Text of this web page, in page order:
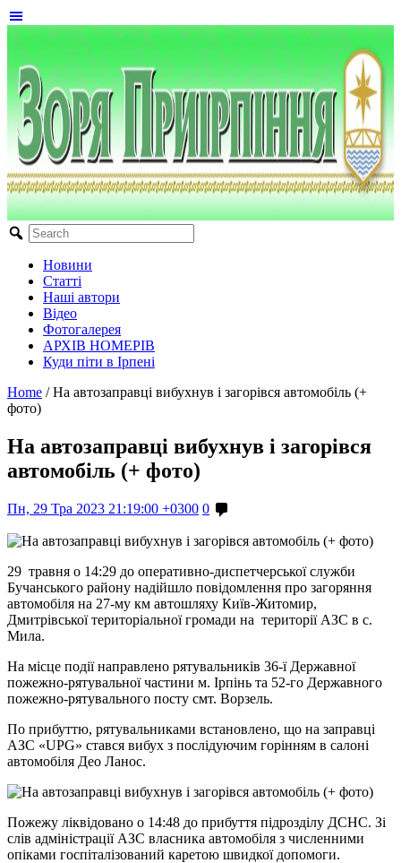
Новини
Статті
Наші автори
Відео
Фотогалерея
АРХІВ НОМЕРІВ
Куди піти в Ірпені
Home / На автозаправці вибухнув і загорівся автомобіль (+
фото)
На автозаправці вибухнув і загорівся
автомобіль (+ фото)
Пн, 29 Тра 2023 21:19:00 +0300 0
29 травня о 14:29 до оперативно-диспетчерської служби
Бучанського району надійшло повідомлення про загоряння
автомобіля на 27-му км автошляху Київ-Житомир,
Дмитрівської територіальної громади на території АЗС в с.
Мила.
На місце події направлено рятувальників 36-ї Державної
пожежно-рятувальної частини м. Ірпінь та 52-го Державного
пожежно-рятувального посту смт. Ворзель.
По прибуттю, рятувальниками встановлено, що на заправці
АЗС «UPG» стався вибух з послідуючим горінням в салоні
автомобіля Део Ланос.
Пожежу ліквідовано о 14:48 до прибуття підрозділу ДСНС. Зі
слів адміністрації АЗС власника автомобіля з численними
опіками госпіталізований каретою швидкої допомоги.